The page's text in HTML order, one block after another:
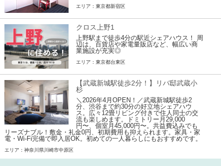
エリア：東京都新宿区
クロス上野1
上野駅まで徒歩4分の駅近シェアハウス！ 周
辺は、百貨店や家電量販店など、幅広い商
業施設が充実◎
エリア：東京都台東区
【武蔵新城駅徒歩2分！】リバ邸武蔵小
杉
＼2026年4月OPEN！／武蔵新城駅徒歩2
分、渋谷まで約30分の好立地シェアハウ
ス。広々12畳リビング付きで住人同士の交
流も楽しめます。ドミトリー月29,000
円〜、個室月45,000円〜。共益費込みでも
リーズナブル！敷金・礼金0円、初期費用も抑えられます。家具・家
電・Wi-Fi完備で即入居OK。初めての一人暮らしにもおすすめです。
エリア：神奈川県川崎市中原区